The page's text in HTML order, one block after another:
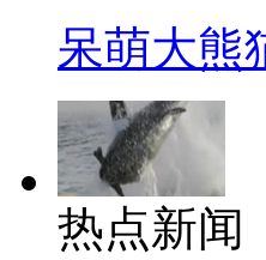
呆萌大熊
热点新闻